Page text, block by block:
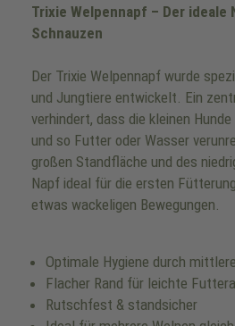
Trixie Welpennapf – Der ideale
Schnauzen
Der Trixie Welpennapf wurde
und Jungtiere entwickelt. Ein
verhindert, dass die kleinen
und so Futter oder Wasser
großen Standfläche und des
Napf ideal für die ersten
etwas wackeligen Bewegungen.
Optimale Hygiene durch
Flacher Rand für leichte
Rutschfest & standsicher